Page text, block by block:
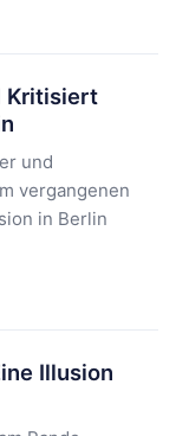
Kritisiert
und
vergangenen
in Berlin
Illusion